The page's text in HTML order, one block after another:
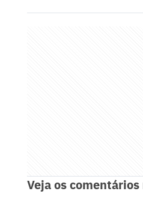
Veja os